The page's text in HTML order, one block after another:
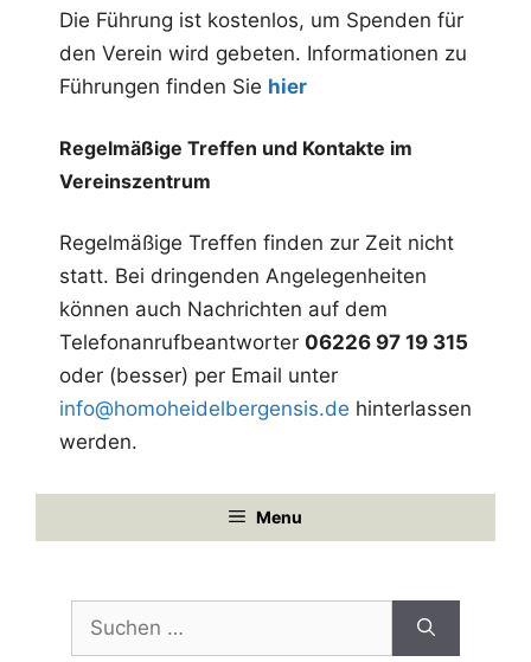
u
n
g
-
N
v
i
g
a
t
i
o
Die Führung ist kostenlos, um Spenden für
den Verein wird gebeten. Informationen zu
Führungen finden Sie hier
Regelmäßige Treffen und Kontakte im
Vereinszentrum
Regelmäßige Treffen finden zur Zeit nicht
statt. Bei dringenden Angelegenheiten
können auch Nachrichten auf dem
Telefonanrufbeantworter 06226 97 19 315
oder (besser) per Email unter
info@homoheidelbergensis.de hinterlassen
werden.
Menu
nach: